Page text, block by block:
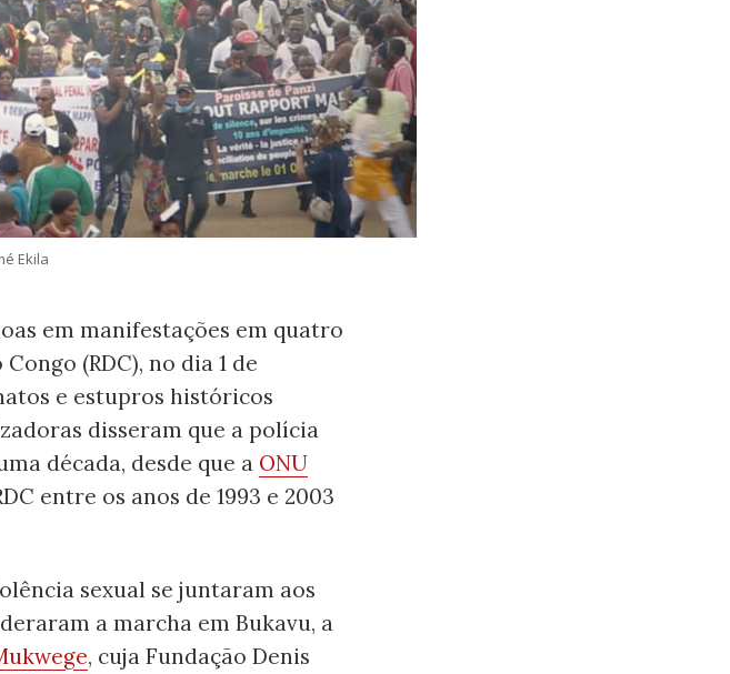
Ekila
em manifestações em quatro
(RDC), no dia 1 de
e estupros históricos
disseram que a polícia
década, desde que a ONU
entre os anos de 1993 e 2003
sexual se juntaram aos
a marcha em Bukavu, a
, cuja Fundação Denis